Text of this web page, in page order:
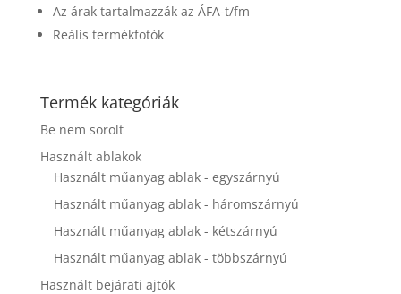
Az árak tartalmazzák az ÁFA-t/fm
Reális termékfotók
Termék kategóriák
Be nem sorolt
Használt ablakok
Használt műanyag ablak - egyszárnyú
Használt műanyag ablak - háromszárnyú
Használt műanyag ablak - kétszárnyú
Használt műanyag ablak - többszárnyú
Használt bejárati ajtók
as well as
from the
website.
Marketing